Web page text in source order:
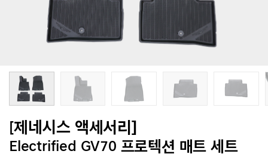
[제네시스 액세서리]
Electrified GV70 프로텍션 매트 세트